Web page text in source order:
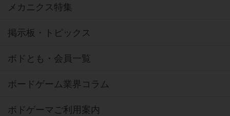
メカニクス特集
掲示板・トピックス
ボドとも・会員一覧
ボードゲーム業界コラム
ボドゲーマご利用案内